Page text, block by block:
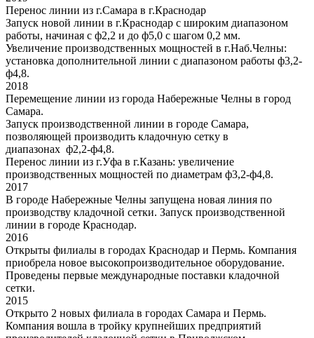
Перенос линии из г.Самара в г.Краснодар
Запуск новой линии в г.Краснодар с широким диапазоном
работы, начиная с ф2,2 и до ф5,0 с шагом 0,2 мм.
Увеличение производственных мощностей в г.Наб.Челны:
установка дополнительной линии с диапазоном работы ф3,2-
ф4,8.
2018
Перемещение линии из города Набережные Челны в город
Самара.
Запуск производственной линии в городе Самара,
позволяющей производить кладочную сетку в
диапазонах ф2,2-ф4,8.
Перенос линии из г.Уфа в г.Казань: увеличение
производственных мощностей по диаметрам ф3,2-ф4,8.
2017
В городе Набережные Челны запущена новая линия по
производству кладочной сетки. Запуск производственной
линии в городе Краснодар.
2016
Открыты филиалы в городах Краснодар и Пермь. Компания
приобрела новое высокопроизводительное оборудование.
Проведены первые международные поставки кладочной
сетки.
2015
Открыто 2 новых филиала в городах Самара и Пермь.
Компания вошла в тройку крупнейших предприятий